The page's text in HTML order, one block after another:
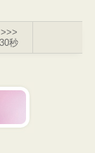
>>>
30秒